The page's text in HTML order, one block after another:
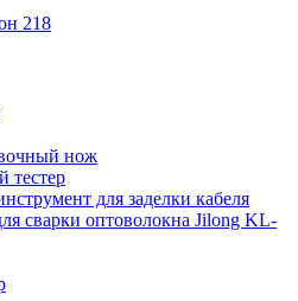
218
нож
тестер
для заделки кабеля
сварки оптоволокна Jilong KL-